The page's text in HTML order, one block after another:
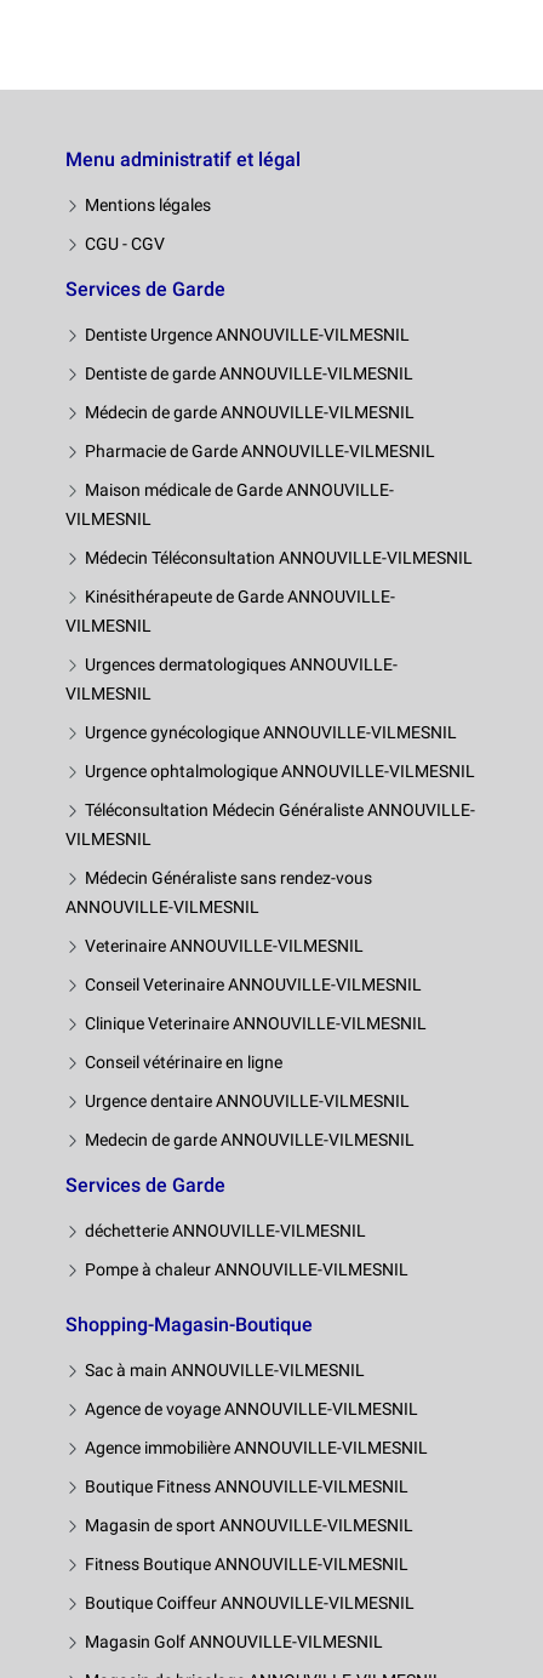
Menu administratif et légal
Mentions légales
CGU - CGV
Services de Garde
Dentiste Urgence ANNOUVILLE-VILMESNIL
Dentiste de garde ANNOUVILLE-VILMESNIL
Médecin de garde ANNOUVILLE-VILMESNIL
Pharmacie de Garde ANNOUVILLE-VILMESNIL
Maison médicale de Garde ANNOUVILLE-
VILMESNIL
Médecin Téléconsultation ANNOUVILLE-VILMESNIL
Kinésithérapeute de Garde ANNOUVILLE-
VILMESNIL
Urgences dermatologiques ANNOUVILLE-
VILMESNIL
Urgence gynécologique ANNOUVILLE-VILMESNIL
Urgence ophtalmologique ANNOUVILLE-VILMESNIL
Téléconsultation Médecin Généraliste ANNOUVILLE-
VILMESNIL
Médecin Généraliste sans rendez-vous
ANNOUVILLE-VILMESNIL
Veterinaire ANNOUVILLE-VILMESNIL
Conseil Veterinaire ANNOUVILLE-VILMESNIL
Clinique Veterinaire ANNOUVILLE-VILMESNIL
Conseil vétérinaire en ligne
Urgence dentaire ANNOUVILLE-VILMESNIL
Medecin de garde ANNOUVILLE-VILMESNIL
Services de Garde
déchetterie ANNOUVILLE-VILMESNIL
Pompe à chaleur ANNOUVILLE-VILMESNIL
Shopping-Magasin-Boutique
Sac à main ANNOUVILLE-VILMESNIL
Agence de voyage ANNOUVILLE-VILMESNIL
Agence immobilière ANNOUVILLE-VILMESNIL
Boutique Fitness ANNOUVILLE-VILMESNIL
Magasin de sport ANNOUVILLE-VILMESNIL
Fitness Boutique ANNOUVILLE-VILMESNIL
Boutique Coiffeur ANNOUVILLE-VILMESNIL
Magasin Golf ANNOUVILLE-VILMESNIL